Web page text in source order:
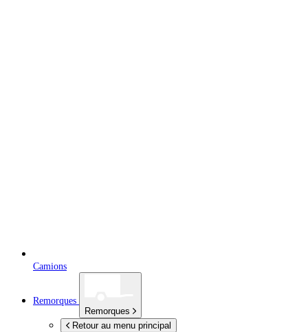
Camions
Remorques
Remorques
Retour au menu principal